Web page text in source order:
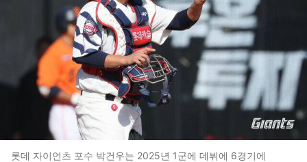
롯데 자이언츠 포수 박건우는 2025년 1군에 데뷔에 6경기에